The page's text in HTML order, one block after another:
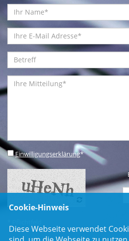
Einwilligungserklärung*
Cookie-Hinweis
Diese Webseite verwendet